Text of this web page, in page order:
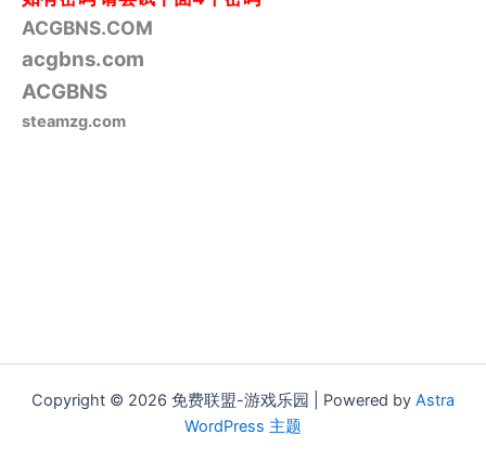
ACGBNS.COM
acgbns.com
ACGBNS
steamzg.com
Copyright © 2026 免费联盟-游戏乐园 | Powered by Astra
WordPress 主题